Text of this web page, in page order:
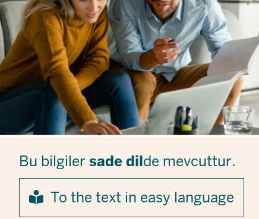
Bu bilgiler sade dilde mevcuttur.
To the text in easy language